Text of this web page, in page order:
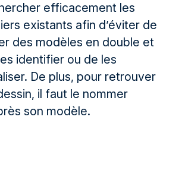
efficacement les
existants afin d’éviter de
des modèles en double et
identifier ou de les
De plus, pour retrouver
il faut le nommer
son modèle.